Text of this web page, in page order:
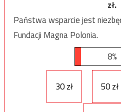
zł.
Państwa wsparcie jest
Fundacji Magna Polonia.
8%
30 zł 50 zł